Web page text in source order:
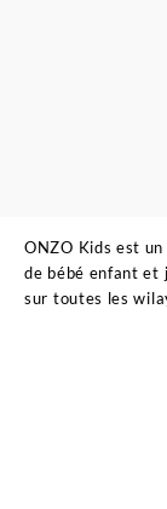
ONZO Kids est
de bébé enfant et
sur toutes les